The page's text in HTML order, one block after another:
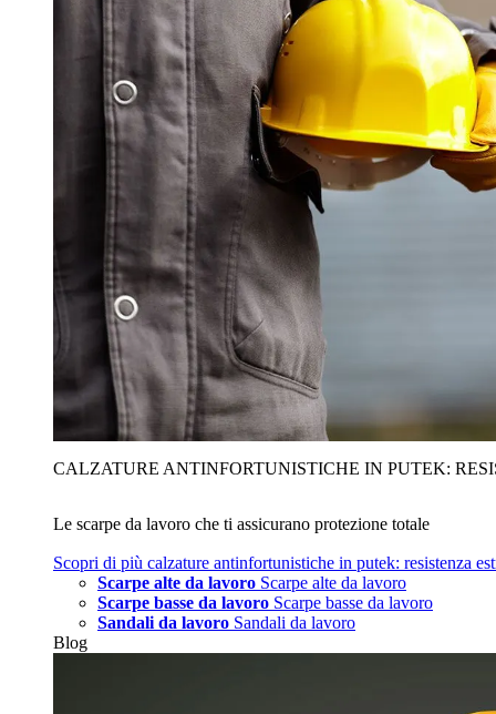
CALZATURE ANTINFORTUNISTICHE IN PUTEK:
Le scarpe da lavoro che ti assicurano protezione totale
Scopri di più calzature antinfortunistiche in putek: resistenza
Scarpe alte da lavoro Scarpe alte da lavoro
Scarpe basse da lavoro Scarpe basse da lavoro
Sandali da lavoro Sandali da lavoro
Blog